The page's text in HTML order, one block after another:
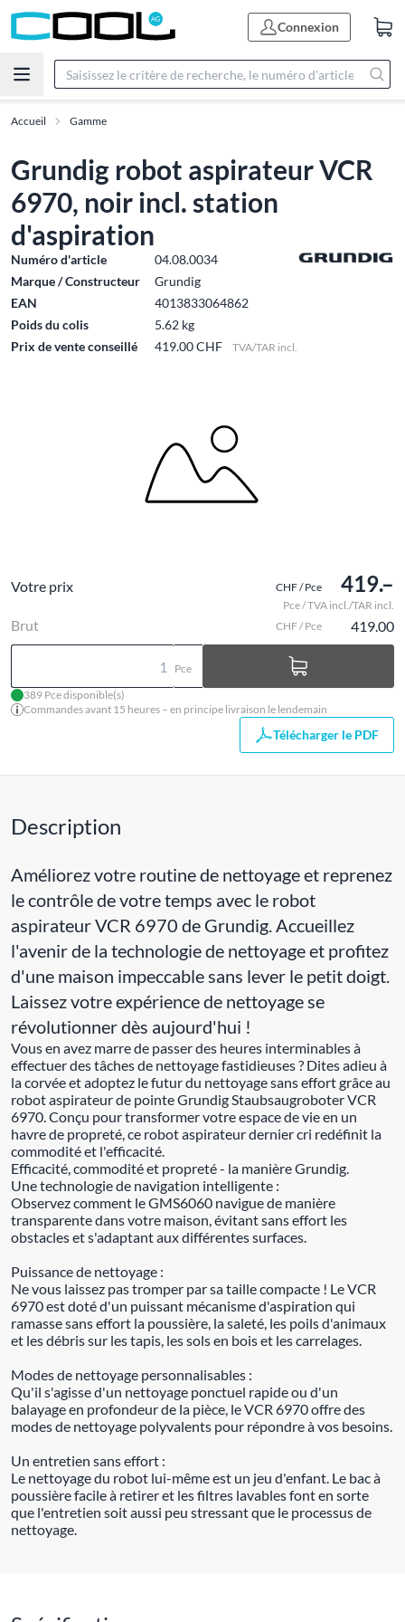
Connexion
Accueil Gamme
Grundig robot aspirateur VCR
6970, noir incl. station
d'aspiration
Numéro d'article
04.08.0034
Marque / Constructeur
Grundig
EAN
4013833064862
Poids du colis
5.62 kg
Prix de vente conseillé
419.00 CHF TVA/TAR incl.
Votre prix CHF / Pce 419.–
Pce / TVA incl./TAR incl.
Brut CHF / Pce 419.00
Pce
389 Pce disponible(s)
Commandes avant 15 heures – en principe livraison le lendemain
Télécharger le PDF
Description
Améliorez votre routine de nettoyage et reprenez
le contrôle de votre temps avec le robot
aspirateur VCR 6970 de Grundig. Accueillez
l'avenir de la technologie de nettoyage et profitez
d'une maison impeccable sans lever le petit doigt.
Laissez votre expérience de nettoyage se
révolutionner dès aujourd'hui !
Vous en avez marre de passer des heures interminables à
effectuer des tâches de nettoyage fastidieuses ? Dites adieu à
la corvée et adoptez le futur du nettoyage sans effort grâce au
robot aspirateur de pointe Grundig Staubsaugroboter VCR
6970. Conçu pour transformer votre espace de vie en un
havre de propreté, ce robot aspirateur dernier cri redéfinit la
commodité et l'efficacité.
Efficacité, commodité et propreté - la manière Grundig.
Une technologie de navigation intelligente :
Observez comment le GMS6060 navigue de manière
transparente dans votre maison, évitant sans effort les
obstacles et s'adaptant aux différentes surfaces.
Puissance de nettoyage :
Ne vous laissez pas tromper par sa taille compacte ! Le VCR
6970 est doté d'un puissant mécanisme d'aspiration qui
ramasse sans effort la poussière, la saleté, les poils d'animaux
et les débris sur les tapis, les sols en bois et les carrelages.
Modes de nettoyage personnalisables :
Qu'il s'agisse d'un nettoyage ponctuel rapide ou d'un
balayage en profondeur de la pièce, le VCR 6970 offre des
modes de nettoyage polyvalents pour répondre à vos besoins.
Un entretien sans effort :
Le nettoyage du robot lui-même est un jeu d'enfant. Le bac à
poussière facile à retirer et les filtres lavables font en sorte
que l'entretien soit aussi peu stressant que le processus de
nettoyage.